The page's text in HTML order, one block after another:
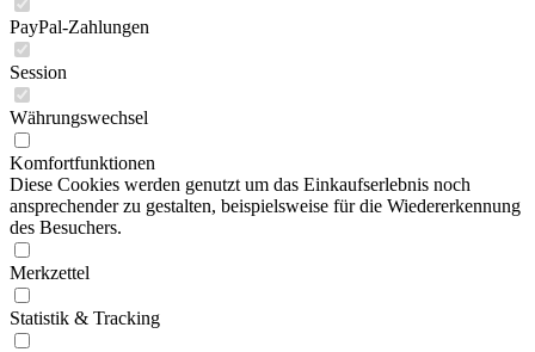
PayPal-Zahlungen
Session
Währungswechsel
Komfortfunktionen
Diese Cookies werden genutzt um das Einkaufserlebnis noch
ansprechender zu gestalten, beispielsweise für die Wiedererkennung
des Besuchers.
Merkzettel
Statistik & Tracking